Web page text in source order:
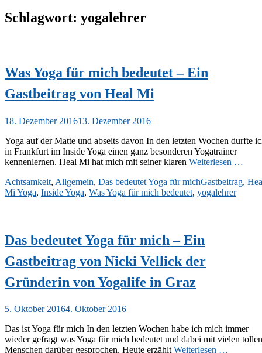
Schlagwort: yogalehrer
Was Yoga für mich bedeutet – Ein
Gastbeitrag von Heal Mi
Veröffentlicht
18. Dezember 201613. Dezember 2016
Yoga auf der Matte und abseits davon In den letzten Wochen durfte
in Frankfurt im Inside Yoga einen ganz besonderen Yogatrainer
kennenlernen. Heal Mi hat mich mit seiner klaren Weiterlesen …
Kategorien
Achtsamkeit, Allgemein, Das bedeutet Yoga für michSchlagworte
Gastbeitrag,
Mi Yoga, Inside Yoga, Was Yoga für mich bedeutet, yogalehrer
Das bedeutet Yoga für mich – Ein
Gastbeitrag von Nicki Vellick der
Gründerin von Yogalife in Graz
Veröffentlicht
5. Oktober 20164. Oktober 2016
Das ist Yoga für mich In den letzten Wochen habe ich mich immer
wieder gefragt was Yoga für mich bedeutet und dabei mit vielen tollen
Menschen darüber gesprochen. Heute erzähltWeiterlesen …